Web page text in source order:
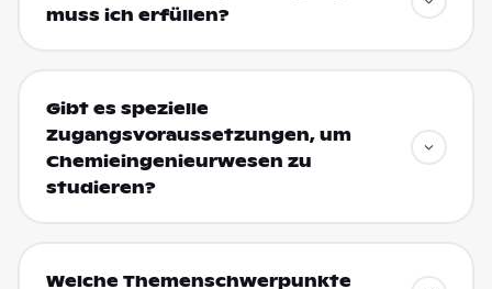
muss ich erfüllen?
Gibt es spezielle
Zugangsvoraussetzungen, um
Chemieingenieurwesen zu
studieren?
Welche Themenschwerpunkte